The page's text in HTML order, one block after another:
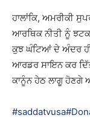
ਹਾਲਾਂਕਿ, ਅਮਰੀਕੀ
ਆਰਥਿਕ ਨੀਤੀ ਨੂੰ
ਕੁਝ ਘੰਟਿਆਂ ਦੇ ਅੰਦਰ
ਆਰਡਰ ਸਾਇਨ ਕਰ
ਕਾਨੂੰਨ ਹੇਠ ਲਾਗੂ ਹੋਣਗੇ
#saddatvusa